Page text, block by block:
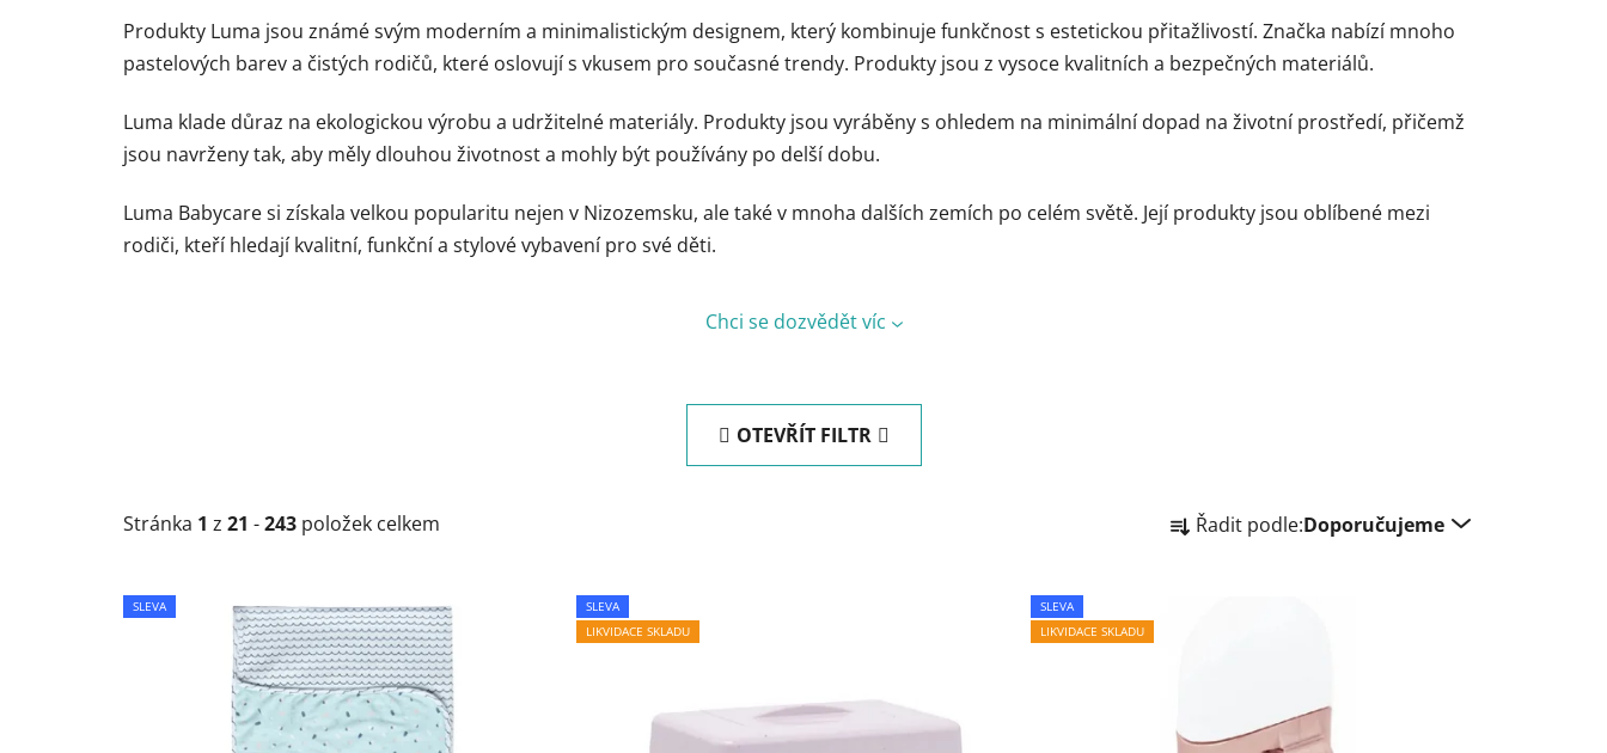
Produkty Luma jsou známé svým moderním a minimalistickým designem, který kombinuje funkčnost s estetickou přitažlivostí. Značka nabízí mnoho
pastelových barev a čistých rodičů, které oslovují s vkusem pro současné trendy. Produkty jsou z vysoce kvalitních a bezpečných materiálů.
Luma klade důraz na ekologickou výrobu a udržitelné materiály. Produkty jsou vyráběny s ohledem na minimální dopad na životní prostředí, přičemž
jsou navrženy tak, aby měly dlouhou životnost a mohly být používány po delší dobu.
Luma Babycare si získala velkou popularitu nejen v Nizozemsku, ale také v mnoha dalších zemích po celém světě. Její produkty jsou oblíbené mezi
rodiči, kteří hledají kvalitní, funkční a stylové vybavení pro své děti.
Chci se dozvědět víc
OTEVŘÍT FILTR
Stránka 1 z 21 -243 položek celkem a
r
Řadit podle:Doporučujeme
V
ý
SLEVA
SLEVA
LIKVIDACE SKLADU
SLEVA
LIKVIDACE SKLADU